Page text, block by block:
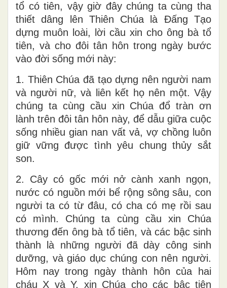
tổ có tiên, vậy giờ đây chúng ta cùng tha
thiết dâng lên Thiên Chúa là Đấng Tạo
dựng muôn loài, lời cầu xin cho ông bà tổ
tiên, và cho đôi tân hôn trong ngày bước
vào đời sống mới này:
1. Thiên Chúa đã tạo dựng nên người nam
và người nữ, và liên kết họ nên một. Vậy
chúng ta cùng cầu xin Chúa đổ tràn ơn
lành trên đôi tân hôn này, để dẫu giữa cuộc
sống nhiều gian nan vất vả, vợ chồng luôn
giữ vững được tình yêu chung thủy sắt
son.
2. Cây có gốc mới nở cành xanh ngọn,
nước có nguồn mới bể rộng sông sâu, con
người ta có từ đâu, có cha có mẹ rồi sau
có mình. Chúng ta cùng cầu xin Chúa
thương đến ông bà tổ tiên, và các bậc sinh
thành là những người đã dày công sinh
dưỡng, và giáo dục chúng con nên người.
Hôm nay trong ngày thành hôn của hai
cháu X và Y, xin Chúa cho các bậc tiên